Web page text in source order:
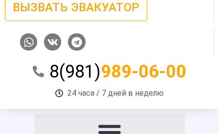
ВЫЗВАТЬ ЭВАКУАТОР
W
h
V
k
T
e
e
g
r
8(981)989-06-00
24 часа / 7 дней в неделю